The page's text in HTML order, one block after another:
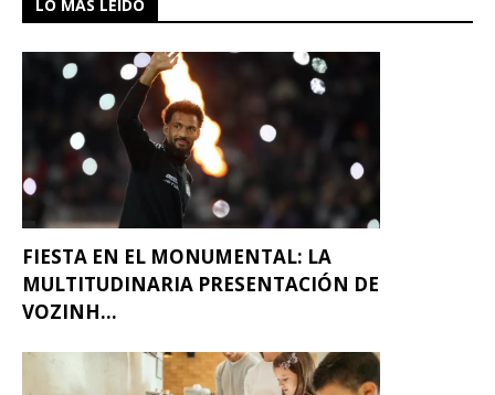
LO MÁS LEÍDO
FIESTA EN EL MONUMENTAL: LA
MULTITUDINARIA PRESENTACIÓN DE
VOZINH...